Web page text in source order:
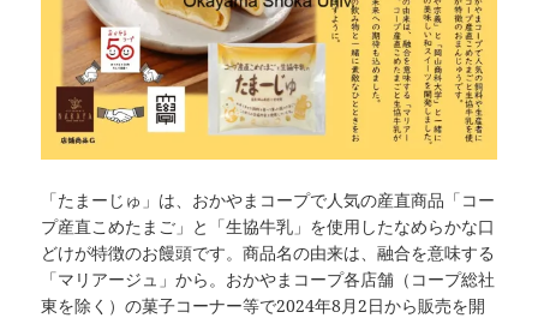
「たまーじゅ」は、おかやまコープで人気の産直商品「コー
プ産直こめたまご」と「生協牛乳」を使用したなめらかな口
どけが特徴のお饅頭です。商品名の由来は、融合を意味する
「マリアージュ」から。おかやまコープ各店舗（コープ総社
東を除く）の菓子コーナー等で2024年8月2日から販売を開